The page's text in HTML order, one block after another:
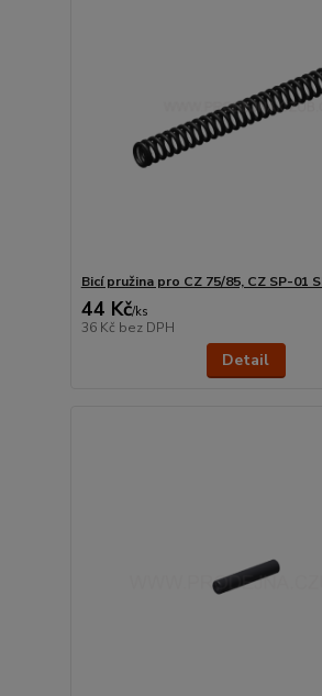
Bicí pružina pro CZ 75/85, CZ SP-01
44 Kč/ks
36 Kč bez DPH
Detail